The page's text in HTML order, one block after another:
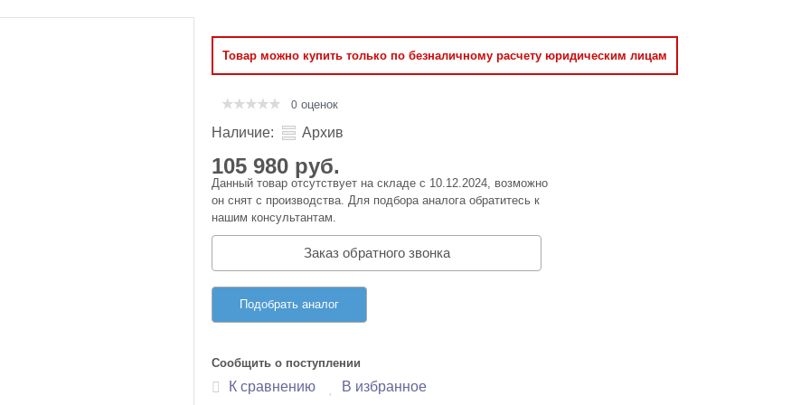
Товар можно купить только по безналичному расчету юридическим лицам
0 оценок
Наличие: Архив
105 980 руб.
Данный товар отсутствует на складе с 10.12.2024, возможно
он снят с производства. Для подбора аналога обратитесь к
нашим консультантам.
Заказ обратного звонка
Подобрать аналог
Сообщить о поступлении
К сравнению В избранное
память